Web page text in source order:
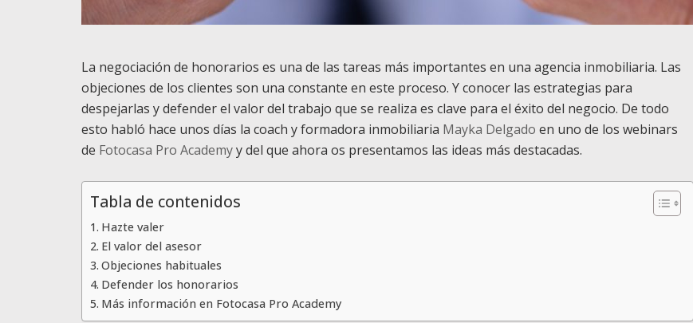
La negociación de honorarios es una de las tareas más importantes en una agencia inmobiliaria. Las
objeciones de los clientes son una constante en este proceso. Y conocer las estrategias para
despejarlas y defender el valor del trabajo que se realiza es clave para el éxito del negocio. De todo
esto habló hace unos días la coach y formadora inmobiliaria Mayka Delgado en uno de los webinars
de Fotocasa Pro Academyy del que ahora os presentamos las ideas más destacadas.
Tabla de contenidos
Hazte valer
El valor del asesor
Objeciones habituales
Defender los honorarios
Más información en Fotocasa Pro Academy